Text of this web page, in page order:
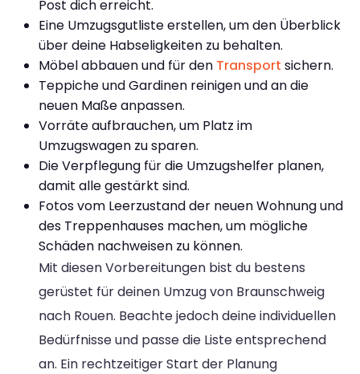
Post dich erreicht.
Eine Umzugsgutliste erstellen, um den Überblick
über deine Habseligkeiten zu behalten.
Möbel abbauen und für den Transport sichern.
Teppiche und Gardinen reinigen und an die
neuen Maße anpassen.
Vorräte aufbrauchen, um Platz im
Umzugswagen zu sparen.
Die Verpflegung für die Umzugshelfer planen,
damit alle gestärkt sind.
Fotos vom Leerzustand der neuen Wohnung und
des Treppenhauses machen, um mögliche
Schäden nachweisen zu können.
Mit diesen Vorbereitungen bist du bestens
gerüstet für deinen Umzug von Braunschweig
nach Rouen. Beachte jedoch deine individuellen
Bedürfnisse und passe die Liste entsprechend
an. Ein rechtzeitiger Start der Planung